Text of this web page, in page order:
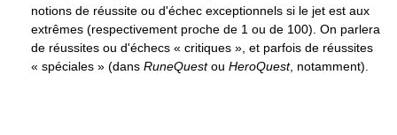
notions de réussite ou d'échec exceptionnels si le jet est aux
extrêmes (respectivement proche de 1 ou de 100). On parlera
de réussites ou d'échecs « critiques », et parfois de réussites
« spéciales » (dans RuneQuestou HeroQuest, notamment).